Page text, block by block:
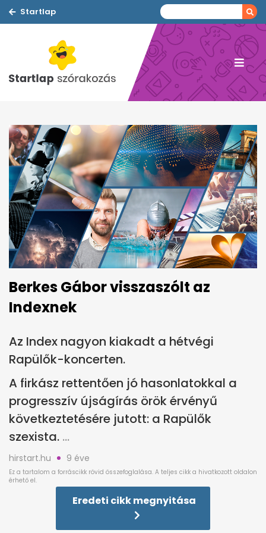
Startlap
Berkes Gábor visszaszólt az
Indexnek
Az Index nagyon kiakadt a hétvégi
Rapülők-koncerten.
A firkász rettentően jó hasonlatokkal a
progresszív újságírás örök érvényű
következtetésére jutott: a Rapülők
szexista.
hirstart.hu 9 éve
Eredeti cikk megnyitása